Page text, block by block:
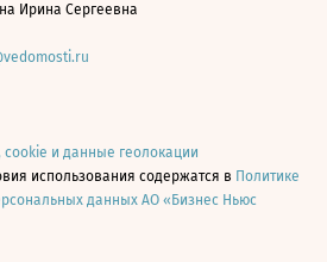
Ирина Сергеевна
cookie и данные геолокации
использования содержатся в Политике
данных АО «Бизнес Ньюс